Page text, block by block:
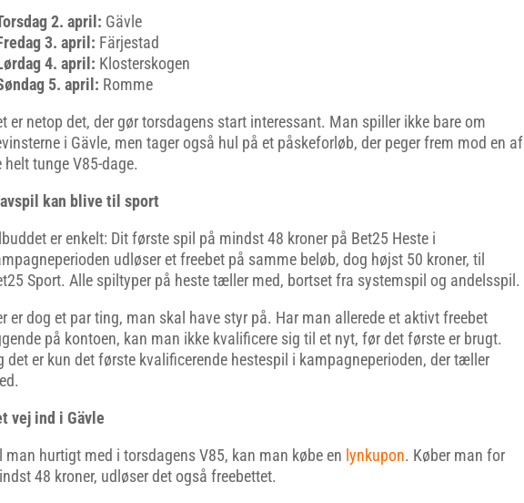
2. april: Gävle
3. april: Färjestad
4. april: Klosterskogen
5. april: Romme
er netop det, der gør torsdagens start interessant. Man spiller ikke bare om
i Gävle, men tager også hul på et påskeforløb, der peger frem mod en af
helt tunge V85-dage.
kan blive til sport
er enkelt: Dit første spil på mindst 48 kroner på Bet25 Heste i
udløser et freebet på samme beløb, dog højst 50 kroner, til
Sport. Alle spiltyper på heste tæller med, bortset fra systemspil og andelsspil.
er dog et par ting, man skal have styr på. Har man allerede et aktivt freebet
på kontoen, kan man ikke kvalificere sig til et nyt, før det første er brugt.
det er kun det første kvalificerende hestespil i kampagneperioden, der tæller
vej ind i Gävle
man hurtigt med i torsdagens V85, kan man købe en lynkupon. Køber man for
48 kroner, udløser det også freebettet.